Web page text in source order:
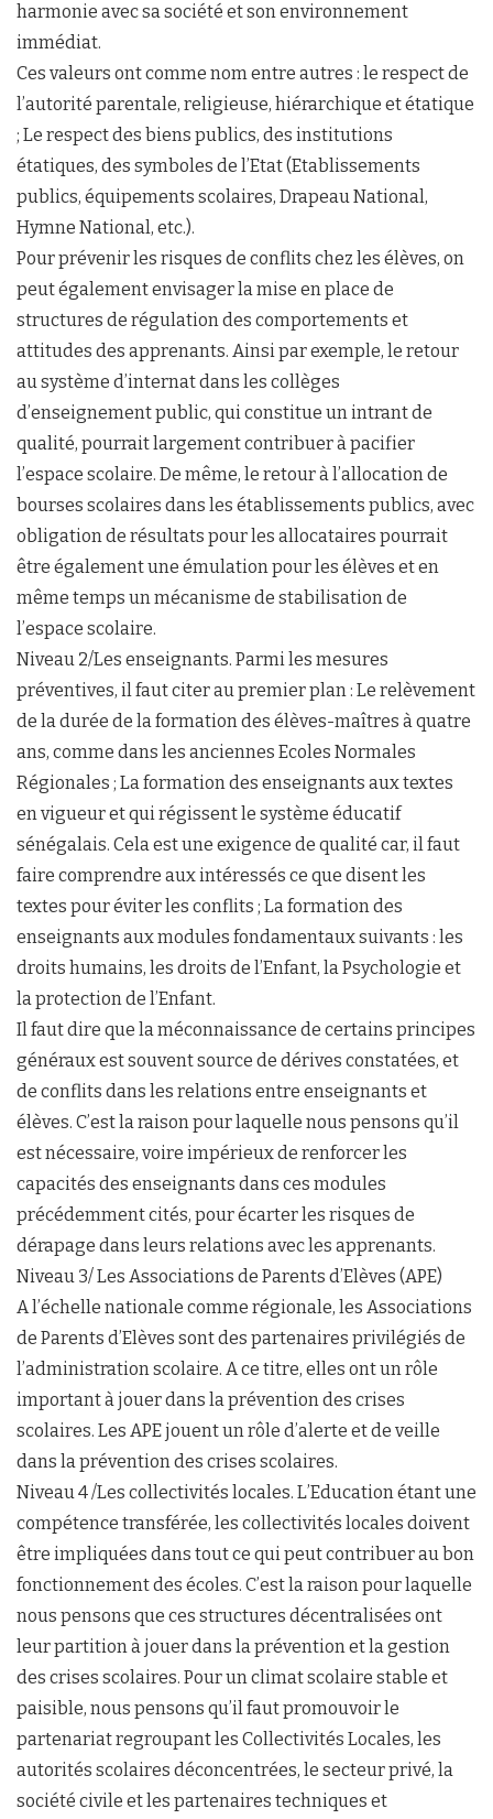
harmonie avec sa société et son environnement
immédiat.
Ces valeurs ont comme nom entre autres : le respect de
l’autorité parentale, religieuse, hiérarchique et étatique
; Le respect des biens publics, des institutions
étatiques, des symboles de l’Etat (Etablissements
publics, équipements scolaires, Drapeau National,
Hymne National, etc.).
Pour prévenir les risques de conflits chez les élèves, on
peut également envisager la mise en place de
structures de régulation des comportements et
attitudes des apprenants. Ainsi par exemple, le retour
au système d’internat dans les collèges
d’enseignement public, qui constitue un intrant de
qualité, pourrait largement contribuer à pacifier
l’espace scolaire. De même, le retour à l’allocation de
bourses scolaires dans les établissements publics, avec
obligation de résultats pour les allocataires pourrait
être également une émulation pour les élèves et en
même temps un mécanisme de stabilisation de
l’espace scolaire.
Niveau 2/Les enseignants. Parmi les mesures
préventives, il faut citer au premier plan : Le relèvement
de la durée de la formation des élèves-maîtres à quatre
ans, comme dans les anciennes Ecoles Normales
Régionales ; La formation des enseignants aux textes
en vigueur et qui régissent le système éducatif
sénégalais. Cela est une exigence de qualité car, il faut
faire comprendre aux intéressés ce que disent les
textes pour éviter les conflits ; La formation des
enseignants aux modules fondamentaux suivants : les
droits humains, les droits de l’Enfant, la Psychologie et
la protection de l’Enfant.
Il faut dire que la méconnaissance de certains principes
généraux est souvent source de dérives constatées, et
de conflits dans les relations entre enseignants et
élèves. C’est la raison pour laquelle nous pensons qu’il
est nécessaire, voire impérieux de renforcer les
capacités des enseignants dans ces modules
précédemment cités, pour écarter les risques de
dérapage dans leurs relations avec les apprenants.
Niveau 3/ Les Associations de Parents d’Elèves (APE)
A l’échelle nationale comme régionale, les Associations
de Parents d’Elèves sont des partenaires privilégiés de
l’administration scolaire. A ce titre, elles ont un rôle
important à jouer dans la prévention des crises
scolaires. Les APE jouent un rôle d’alerte et de veille
dans la prévention des crises scolaires.
Niveau 4 /Les collectivités locales. L’Education étant une
compétence transférée, les collectivités locales doivent
être impliquées dans tout ce qui peut contribuer au bon
fonctionnement des écoles. C’est la raison pour laquelle
nous pensons que ces structures décentralisées ont
leur partition à jouer dans la prévention et la gestion
des crises scolaires. Pour un climat scolaire stable et
paisible, nous pensons qu’il faut promouvoir le
partenariat regroupant les Collectivités Locales, les
autorités scolaires déconcentrées, le secteur privé, la
société civile et les partenaires techniques et